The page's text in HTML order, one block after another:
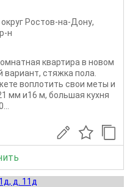
округ Ростов-на-Дону,
н
квартира в новом
вариант, стяжка пола.
воплотить свои меты и
мм и16 м, большая кухня